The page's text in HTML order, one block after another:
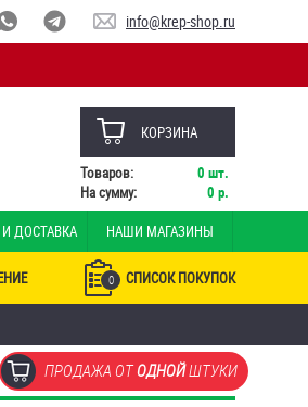
info@krep-shop.ru
КОРЗИНА
Товаров: 0 шт.
На сумму:
0 р.
ДОСТАВКА НАШИ МАГАЗИНЫ
0 СПИСОК ПОКУПОК
ПРОДАЖА ОТОДНОЙШТУКИ